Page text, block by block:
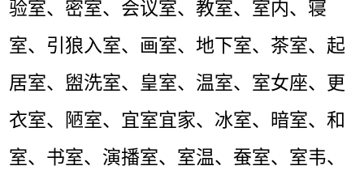
验室、密室、会议室、教室、室内、寝
室、引狼入室、画室、地下室、茶室、起
居室、盥洗室、皇室、温室、室女座、更
衣室、陋室、宜室宜家、冰室、暗室、和
室、书室、演播室、室温、蚕室、室韦、